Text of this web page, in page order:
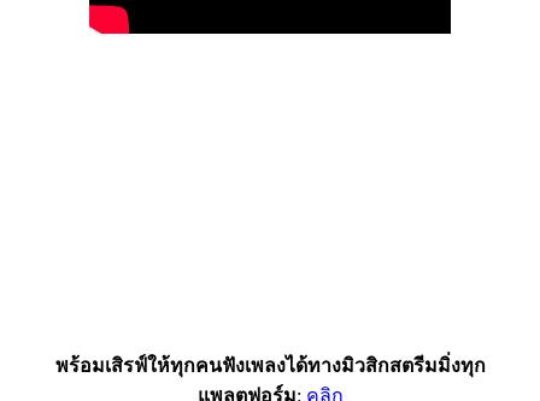
พร้อมเสิรฟ์ให้ทุกคนฟังเพลงได้ทางมิวสิกสตรีมมิ่งทุก
แพลตฟอร์ม: คลิก